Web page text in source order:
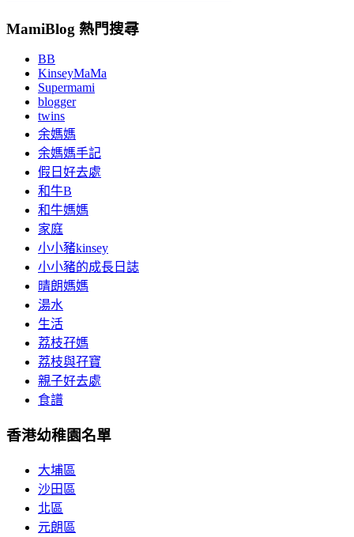
MamiBlog 熱門搜尋
BB
KinseyMaMa
Supermami
blogger
twins
余媽媽
余媽媽手記
假日好去處
和牛B
和牛媽媽
家庭
小小豬kinsey
小小豬的成長日誌
晴朗媽媽
湯水
生活
荔枝孖媽
荔枝與孖寶
親子好去處
食譜
香港幼稚園名單
大埔區
沙田區
北區
元朗區